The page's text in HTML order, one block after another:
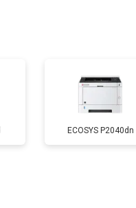
от 2600 ₽
ECOSYS P2040dn